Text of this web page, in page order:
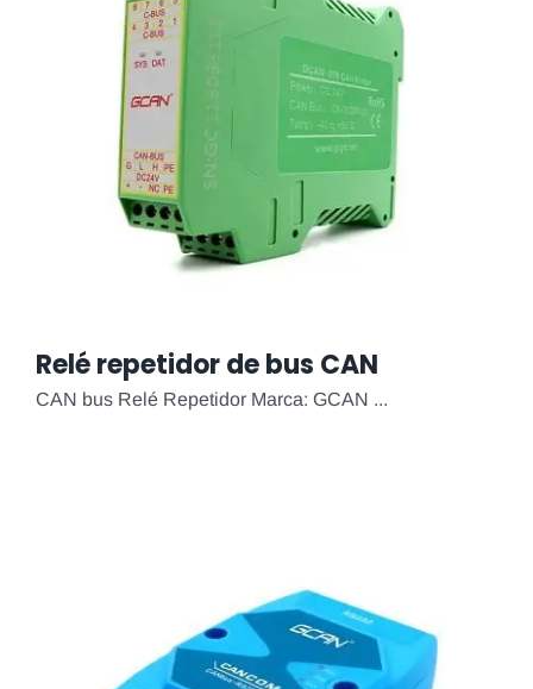
Relé repetidor de bus CAN
CAN bus Relé Repetidor Marca: GCAN ...